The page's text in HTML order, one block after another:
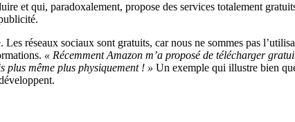
et qui, paradoxalement, propose des services totalement
réseaux sociaux sont gratuits, car nous ne sommes pas
« Récemment Amazon m’a proposé de télécharger
plus même plus physiquement ! » Un exemple qui illustre bien